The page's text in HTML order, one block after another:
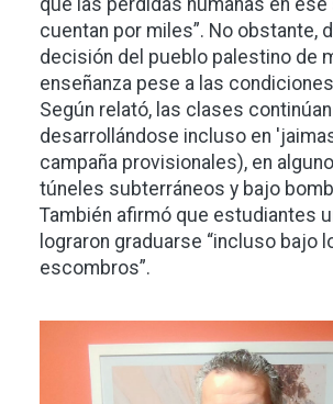
que las pérdidas humanas en ese
cuentan por miles”. No obstante,
decisión del pueblo palestino de
enseñanza pese a las
Según relató, las clases continúan
desarrollándose incluso en
campaña provisionales), en
túneles subterráneos y bajo
También afirmó que estudiantes
lograron graduarse “incluso bajo
escombros”.
Imagen